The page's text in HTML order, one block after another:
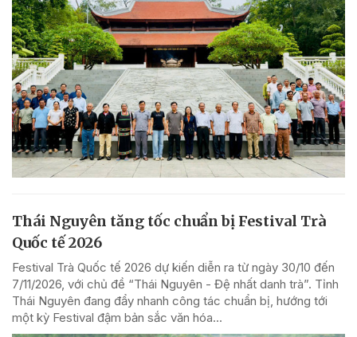
Thái Nguyên tăng tốc chuẩn bị Festival Trà
Quốc tế 2026
Festival Trà Quốc tế 2026 dự kiến diễn ra từ ngày 30/10 đến
7/11/2026, với chủ đề “Thái Nguyên - Đệ nhất danh trà”. Tỉnh
Thái Nguyên đang đẩy nhanh công tác chuẩn bị, hướng tới
một kỳ Festival đậm bản sắc văn hóa...